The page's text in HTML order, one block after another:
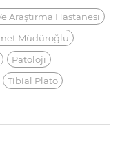
Araştırma Hastanesi
Müdüroğlu
Patoloji
Tibial Plato